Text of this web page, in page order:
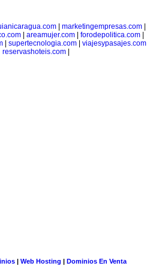
| marketingempresas.com|
areamujer.com forodepolitica.com
supertecnologia.com viajesypasajes.com
reservashoteis.com
| Web Hosting | Dominios En Venta